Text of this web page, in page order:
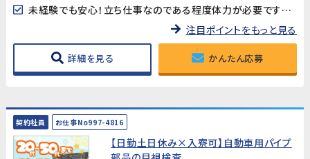
未経験でも安心！立ち仕事なのである程度体力が必要ですが、資格や経験は一切不問です。
注目ポイントをもっと見る
詳細を見る かんたん応募
契約社員 お仕事No997-4816
【日勤土日休み×入寮可】自動車用パイプ